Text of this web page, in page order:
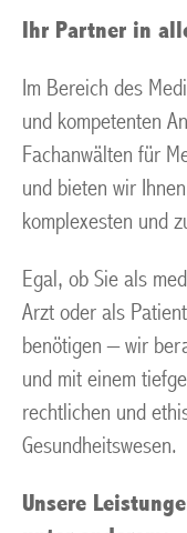
Ihr Partner in
Im Bereich des
und kompetenten
Fachanwälten für
und bieten wir
komplexesten und
Egal, ob Sie als
Arzt oder als
benötigen – wir
und mit einem
rechtlichen und
Gesundheitswesen.
Unsere